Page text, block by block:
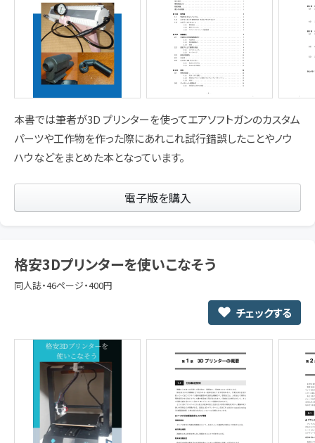
本書では筆者が3D プリンターを使ってエアソフトガンのカスタム
パーツや工作物を作った際にあれこれ試行錯誤したことやノウ
ハウなどをまとめた本となっています。
電子版を購入
格安3Dプリンターを使いこなそう
同人誌・46ページ・400円
チェックする